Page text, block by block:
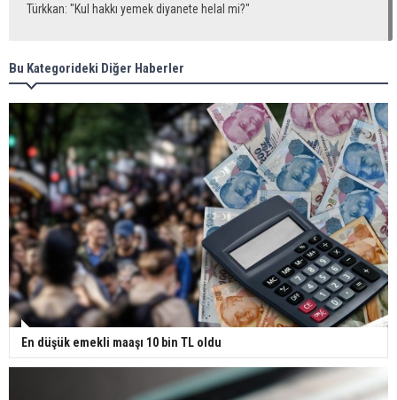
Türkkan: "Kul hakkı yemek diyanete helal mi?"
Bu Kategorideki Diğer Haberler
En düşük emekli maaşı 10 bin TL oldu